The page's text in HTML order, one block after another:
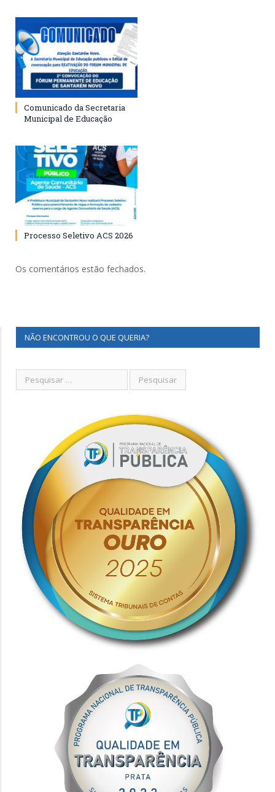
Comunicado da Secretaria
Municipal de Educação
Processo Seletivo ACS 2026
Os comentários estão fechados.
NÃO ENCONTROU O QUE QUERIA?